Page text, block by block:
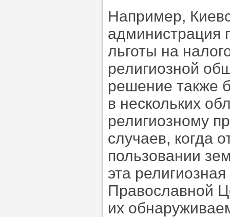
Например,
администрация
льготы на
религиозной
решение также
в нескольких
религиозному
случаев, когда
пользовании
эта
Православной
их